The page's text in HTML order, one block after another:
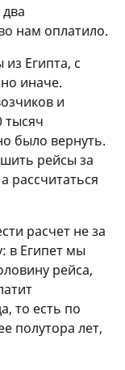
нам оплатило.
Египта, с
иначе.
и
тысяч
было вернуть.
рейсы за
рассчитаться
расчет не за
в Египет мы
рейса,
то есть по
полутора лет,